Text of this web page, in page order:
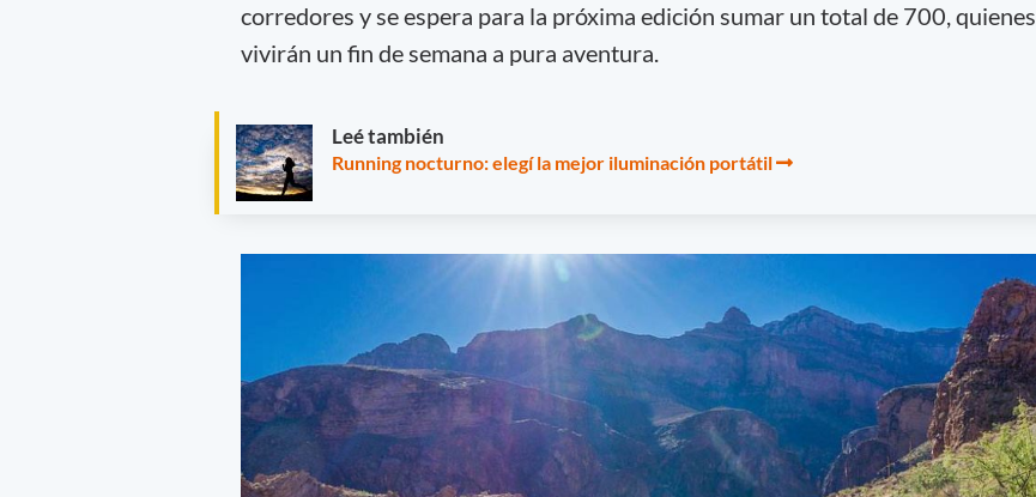
corredores y se espera para la próxima edición sumar un total de 700, quienes
vivirán un fin de semana a pura aventura.
Leé también
Running nocturno: elegí la mejor iluminación portátil